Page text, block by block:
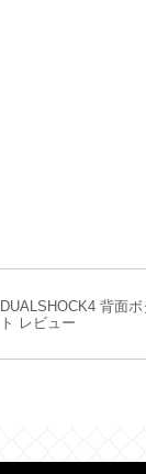
DUALSHOCK4 背面
ト レビュー